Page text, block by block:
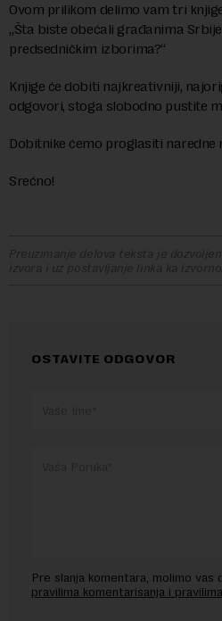
Ovom prilikom delimo vam tri
„Šta biste obećali građanima
predsedničkim izborima?“
Knjige će dobiti najkreativniji,
odgovori, stoga slobodno pustite
Dobitnike ćemo proglasiti naredne
Srećno!
Preuzimanje delova teksta je
izvora i uz postavljanje linka ka
OSTAVITE ODGOVOR
Pre slanja komentara, molimo vas
pravilima komentarisanja i